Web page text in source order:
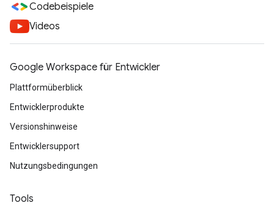
Codebeispiele
Videos
Google Workspace für Entwickler
Plattformüberblick
Entwicklerprodukte
Versionshinweise
Entwicklersupport
Nutzungsbedingungen
Tools